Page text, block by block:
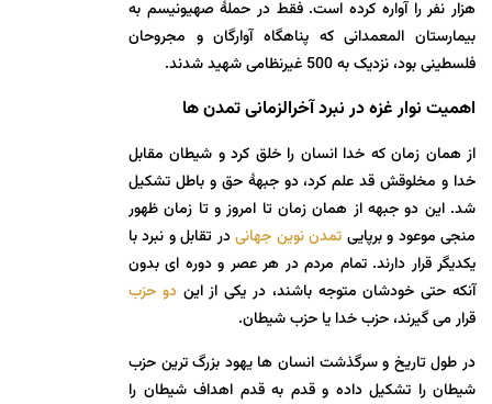
هزار نفر را آواره کرده است. فقط در حملۀ صهیونیسم به
بیمارستان المعمدانی که پناهگاه آوارگان و مجروحان
فلسطینی بود، نزدیک به 500 غیرنظامی شهید شدند.
اهمیت نوار غزه در نبرد آخرالزمانی تمدن ها
از همان زمان که خدا انسان را خلق کرد و شیطان مقابل
خدا و مخلوقش قد علم کرد، دو جبهۀ حق و باطل تشکیل
شد. این دو جبهه از همان زمان تا امروز و تا زمان ظهور
منجی موعود و برپایی تمدن نوین جهانیدر تقابل و نبرد با
یکدیگر قرار دارند. تمام مردم در هر عصر و دوره ای بدون
آنکه حتی خودشان متوجه باشند، در یکی از ایندو حزب
قرار می گیرند، حزب خدا یا حزب شیطان.
در طول تاریخ و سرگذشت انسان ها یهود بزرگ ترین حزب
شیطان را تشکیل داده و قدم به قدم اهداف شیطان را